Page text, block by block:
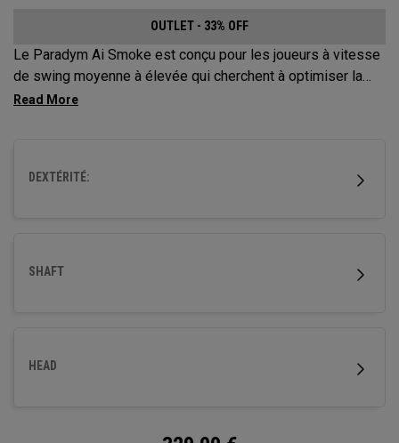
OUTLET - 33% OFF
Le Paradym Ai Smoke est conçu pour les joueurs à vitesse
de swing moyenne à élevée qui cherchent à optimiser la
distance et améliorer la dispersion.
DEXTÉRITÉ:
SHAFT
HEAD